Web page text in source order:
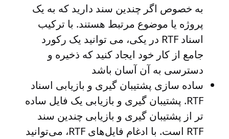
به خصوص اگر چندین سند دارید که به یک
پروژه یا موضوع مرتبط هستند. با ترکیب
اسناد RTF در یکی، می توانید یک رکورد
جامع از کار خود ایجاد کنید که ذخیره و
دسترسی به آن آسان باشد
ساده سازی پشتیبان گیری و بازیابی اسناد
RTF. پشتیبان گیری و بازیابی یک فایل ساده
تر از پشتیبان گیری و بازیابی چندین سند
RTF است. با ادغام فایل‌های RTF، می‌توانید